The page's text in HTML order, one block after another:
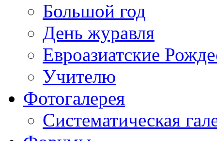
Большой год
День журавля
Евроазиатские
Учителю
Фотогалерея
Систематическая